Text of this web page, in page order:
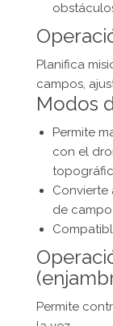
Planifica
campos,
Modos
Permite
con el
Convierte
de campo
Permite